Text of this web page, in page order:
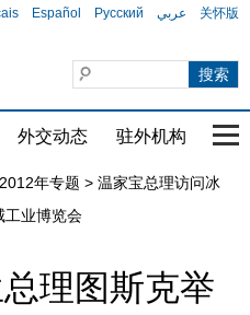
Español Русский عربي 关怀版
外交动态 驻外机构 国
2012年专题 > 温家宝总理访问冰
工业博览会
理图斯克举